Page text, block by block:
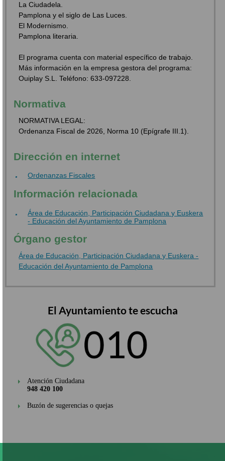
La Ciudadela.
Pamplona y el siglo de Las Luces.
El Modernismo.
Pamplona literaria.
El programa cuenta con material específico de trabajo.
Más información en la empresa gestora del programa:
Ouiplay S.L. Teléfono: 633-097228.
Normativa
NORMATIVA LEGAL:
Ordenanza Fiscal de 2026, Norma 10 (Epígrafe III.1).
Dirección en internet
Ordenanzas Fiscales
Información relacionada
Área de Educación, Participación Ciudadana y Euskera
- Educación del Ayuntamiento de Pamplona
Órgano gestor
Área de Educación, Participación Ciudadana y Euskera -
Educación del Ayuntamiento de Pamplona
El Ayuntamiento te escucha
Atención Ciudadana
948 420 100
Buzón de sugerencias o quejas